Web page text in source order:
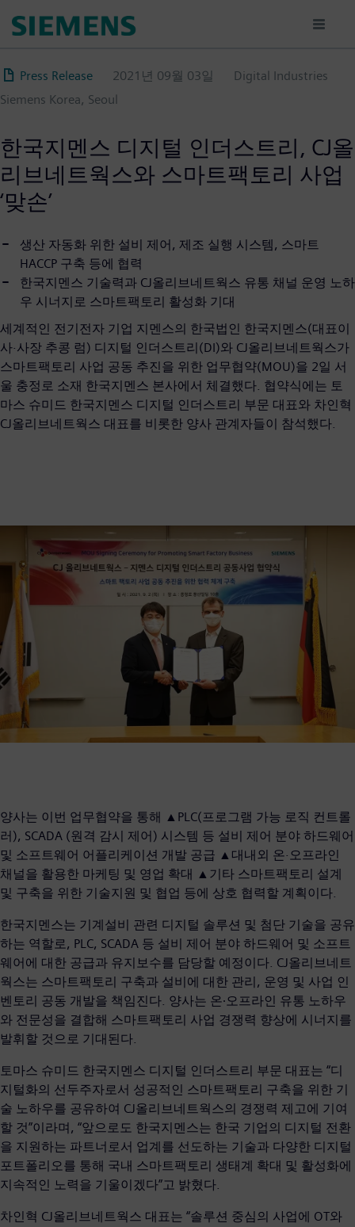
요
텐
츠
로
너
뛰
기
Press Release 2021년 09월 03일
Digital Industries
Siemens Korea, Seoul
한국지멘스 디지털 인더스트리, CJ올
리브네트웍스와 스마트팩토리 사업
‘맞손’
생산 자동화 위한 설비 제어, 제조 실행 시스템, 스마트
HACCP 구축 등에 협력
한국지멘스 기술력과 CJ올리브네트웍스 유통 채널 운영 노하
우 시너지로 스마트팩토리 활성화 기대
세계적인 전기전자 기업 지멘스의 한국법인 한국지멘스(대표이
사·사장 추콩 럼) 디지털 인더스트리(DI)와 CJ올리브네트웍스가
스마트팩토리 사업 공동 추진을 위한 업무협약(MOU)을 2일 서
울 충정로 소재 한국지멘스 본사에서 체결했다. 협약식에는 토
마스 슈미드 한국지멘스 디지털 인더스트리 부문 대표와 차인혁
CJ올리브네트웍스 대표를 비롯한 양사 관계자들이 참석했다.
양사는 이번 업무협약을 통해 ▲PLC(프로그램 가능 로직 컨트롤
러), SCADA (원격 감시 제어) 시스템 등 설비 제어 분야 하드웨어
및 소프트웨어 어플리케이션 개발 공급 ▲대내외 온·오프라인
채널을 활용한 마케팅 및 영업 확대 ▲기타 스마트팩토리 설계
및 구축을 위한 기술지원 및 협업 등에 상호 협력할 계획이다.
한국지멘스는 기계설비 관련 디지털 솔루션 및 첨단 기술을 공유
하는 역할로, PLC, SCADA 등 설비 제어 분야 하드웨어 및 소프트
웨어에 대한 공급과 유지보수를 담당할 예정이다. CJ올리브네트
웍스는 스마트팩토리 구축과 설비에 대한 관리, 운영 및 사업 인
벤토리 공동 개발을 책임진다. 양사는 온∙오프라인 유통 노하우
와 전문성을 결합해 스마트팩토리 사업 경쟁력 향상에 시너지를
발휘할 것으로 기대된다.
토마스 슈미드 한국지멘스 디지털 인더스트리 부문 대표는 “디
지털화의 선두주자로서 성공적인 스마트팩토리 구축을 위한 기
술 노하우를 공유하여 CJ올리브네트웍스의 경쟁력 제고에 기여
할 것”이라며, “앞으로도 한국지멘스는 한국 기업의 디지털 전환
을 지원하는 파트너로서 업계를 선도하는 기술과 다양한 디지털
포트폴리오를 통해 국내 스마트팩토리 생태계 확대 및 활성화에
지속적인 노력을 기울이겠다”고 밝혔다.
차인혁 CJ올리브네트웍스 대표는 “솔루션 중심의 사업에 OT와